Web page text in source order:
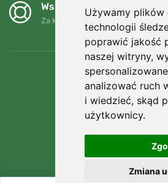
Używamy plików
technologii
poprawić jakość
naszej witryny,
analizować ruch
i wiedzieć, skąd
użytkownicy.
Zmiana
Wspieramy Trees.org
Za każde zamówienie sadzimy